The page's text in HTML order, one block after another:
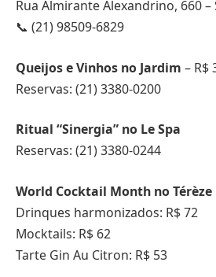
Rua Almirante Alexandrino, 660 –
📞 (21) 98509-6829
Queijos e Vinhos no Jardim – R$
Reservas: (21) 3380-0200
Ritual “Sinergia” no Le Spa
Reservas: (21) 3380-0244
World Cocktail Month no Térèze
Drinques harmonizados: R$ 72
Mocktails: R$ 62
Tarte Gin Au Citron: R$ 53